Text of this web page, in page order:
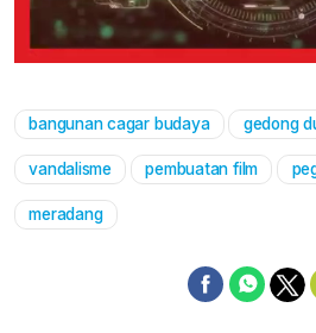
bangunan cagar budaya gedong
vandalisme pembuatan film
meradang